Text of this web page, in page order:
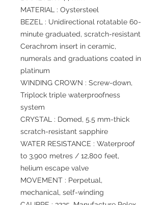
MATERIAL : Oystersteel
BEZEL : Unidirectional rotatable 60-
minute graduated, scratch-resistant
Cerachrom insert in ceramic,
numerals and graduations coated in
platinum
WINDING CROWN : Screw-down,
Triplock triple waterproofness
system
CRYSTAL : Domed, 5.5 mm-thick
scratch-resistant sapphire
WATER RESISTANCE : Waterproof
to 3,900 metres / 12,800 feet,
helium escape valve
MOVEMENT : Perpetual,
mechanical, self-winding